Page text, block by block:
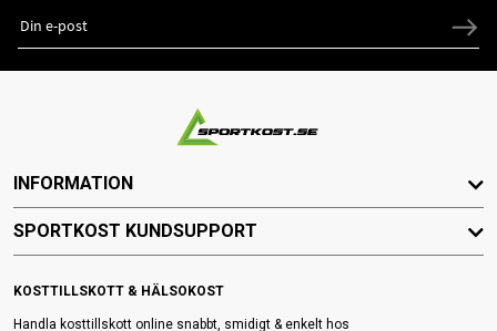
KOSTTILLSKOTT & HÄLSOKOST
Handla kosttillskott online snabbt, smidigt & enkelt hos
INFORMATION
SPORTKOST KUNDSUPPORT